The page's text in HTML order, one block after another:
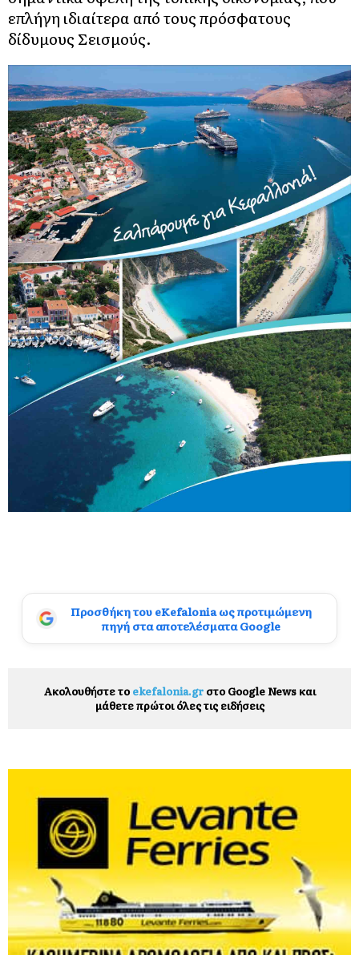
επλήγη ιδιαίτερα από τους πρόσφατους
δίδυμους Σεισμούς.
Προσθήκη του eKefalonia ως προτιμώμενη
πηγή στα αποτελέσματα Google
Ακολουθήστε το ekefalonia.grστο Google News και
μάθετε πρώτοι όλες τις ειδήσεις